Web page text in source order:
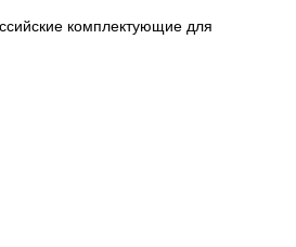
комплектующие для